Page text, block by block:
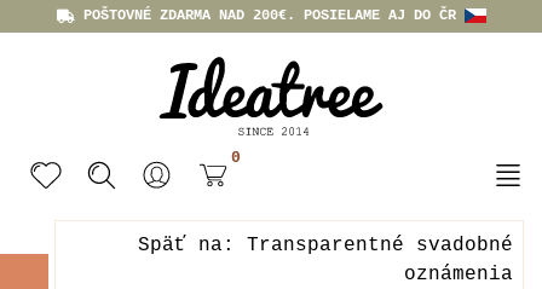
POŠTOVNÉ ZDARMA NAD 200€. POSIELAME AJ DO ČR
0
Späť na: Transparentné svadobné
oznámenia